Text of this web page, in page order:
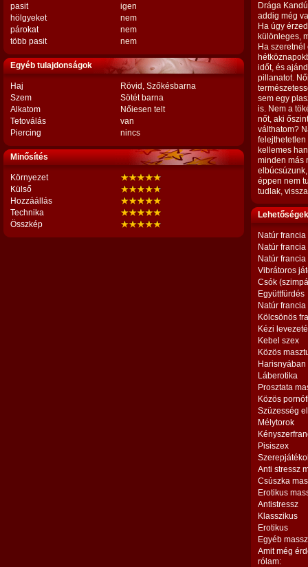
pasit
igen
hölgyeket
nem
párokat
nem
több pasit
nem
Egyéb tulajdonságok
Haj
Rövid, Szőkésbarna
Szem
Sötét barna
Alkatom
Nőiesen telt
Tetoválás
van
Piercing
nincs
Minősítés
Környezet
Külső
Hozzáállás
Technika
Összkép
Drága
addig még
Ha úgy
különleges,
Ha
időt, és
pillanatot.
sem egy
is. Nem a
nőt, aki
válthatom?
felejthetetlen
kellemes
minden más
éppen nem
tudlak,
Natúr francia
Natúr
Natúr
Vibrátoros
Csók
Együttfürdés
Natúr
Kölcsönös
Kézi
Kebel szex
Közös
Harisnyában
Láberotika
Prosztata
Közös
Szüzesség
Mélytorok
Pisiszex
Anti stressz
Csúszka
Erotikus
Antistressz
Klasszikus
Erotikus
Egyéb
Amit még
rólam: